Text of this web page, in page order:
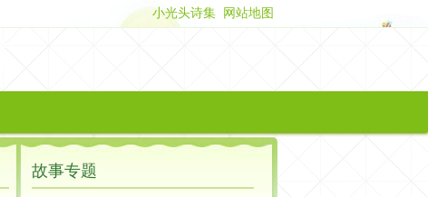
小光头诗集 网站地图
故事专题